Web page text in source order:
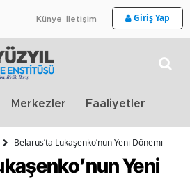
Künye İletişim Giriş Yap
Merkezler Faaliyetler
Belarus’ta Lukaşenko’nun Yeni Dönemi
Yeni